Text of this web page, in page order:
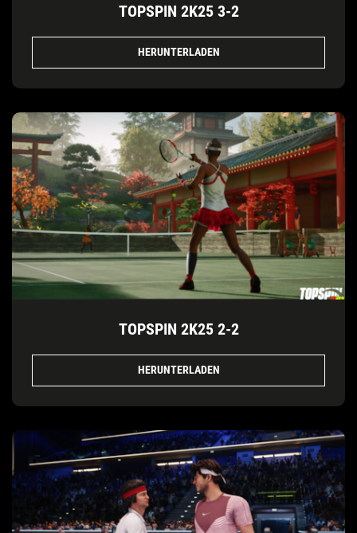
TOPSPIN 2K25 3-2
HERUNTERLADEN
TOPSPIN 2K25 2-2
HERUNTERLADEN